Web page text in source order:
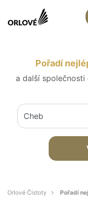
Pořadí
a další společnosti
Orlové Čistoty Pořadí